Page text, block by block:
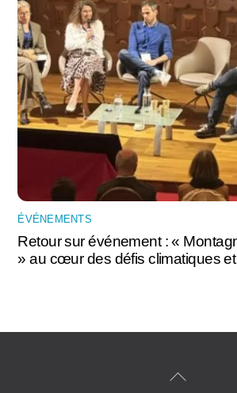
ÉVÉNEMENTS
Retour sur événement : «
» au cœur des défis climatiques
To